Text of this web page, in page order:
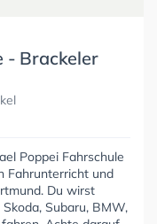
- Brackeler
Poppei Fahrschule
Fahrunterricht und
Du wirst
Subaru, BMW,